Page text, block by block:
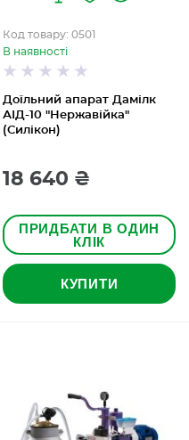
Доїльний апарат Дамілк
АІД-10 "Нержавійка"
(Силікон)
Код товару: 0501
В наявності
18 640 ₴
ПРИДБАТИ В ОДИН
КЛІК
КУПИТИ